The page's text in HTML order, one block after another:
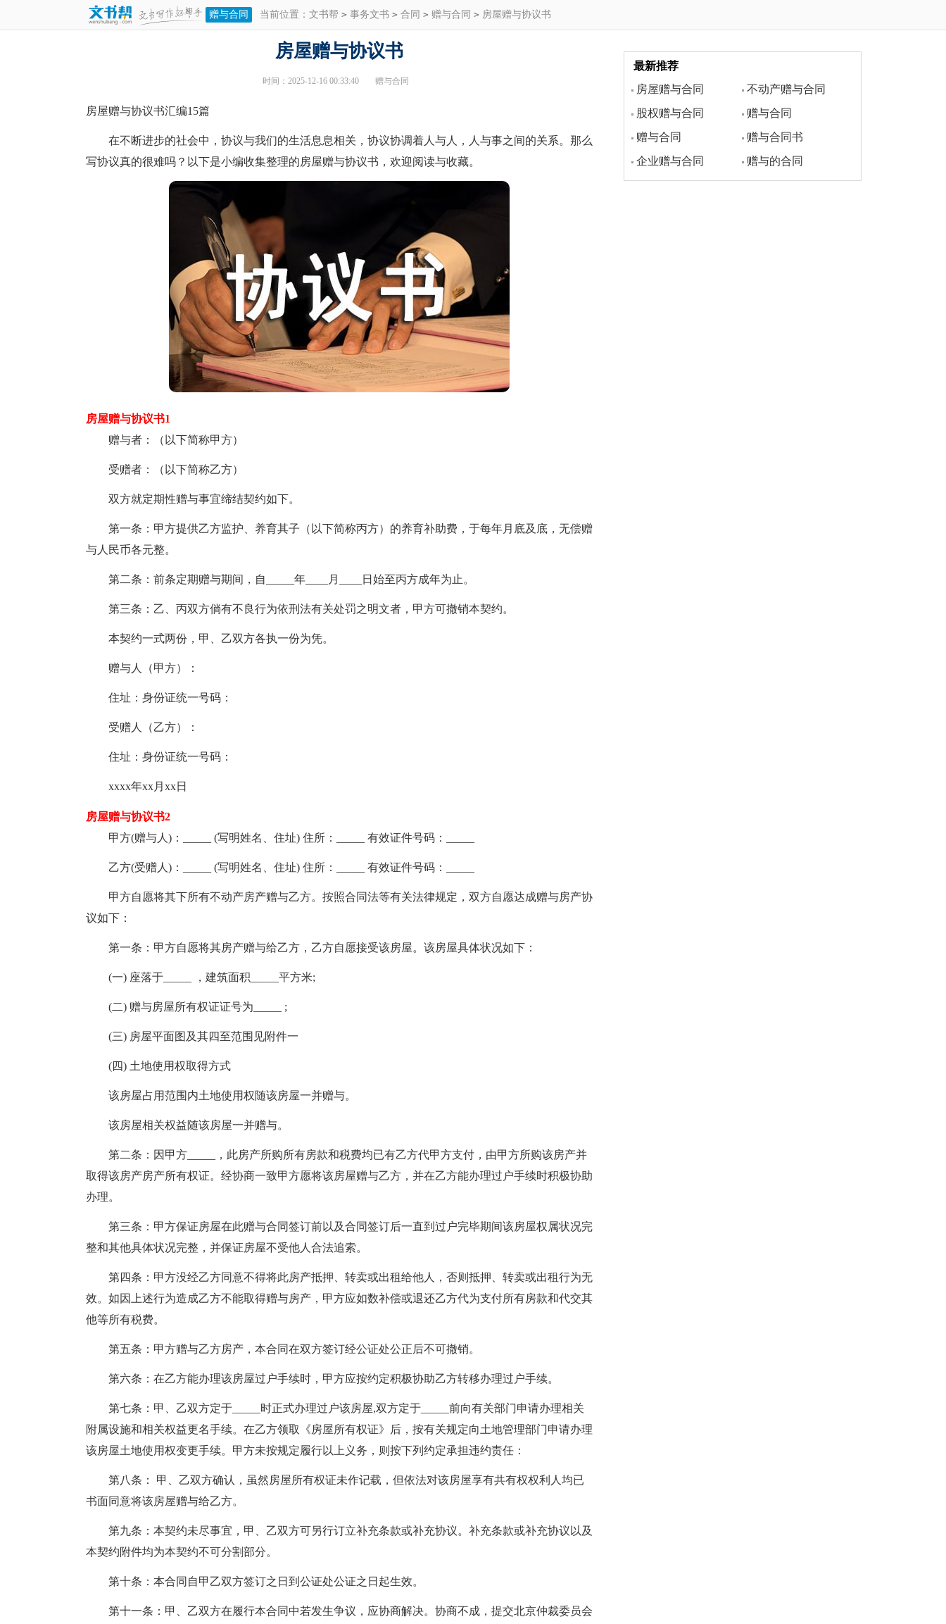
赠与合同 当前位置： 文书帮 > 事务文书 > 合同 > 赠与合同 > 房屋赠与协议书
房屋赠与协议书
时间：2025-12-16 00:33:40 赠与合同
房屋赠与协议书汇编15篇
在不断进步的社会中，协议与我们的生活息息相关，协议协调着人与人，人与事之间的关系。那么
写协议真的很难吗？以下是小编收集整理的房屋赠与协议书，欢迎阅读与收藏。
房屋赠与协议书1
赠与者：（以下简称甲方）
受赠者：（以下简称乙方）
双方就定期性赠与事宜缔结契约如下。
第一条：甲方提供乙方监护、养育其子（以下简称丙方）的养育补助费，于每年月底及底，无偿赠
与人民币各元整。
第二条：前条定期赠与期间，自_____年____月____日始至丙方成年为止。
第三条：乙、丙双方倘有不良行为依刑法有关处罚之明文者，甲方可撤销本契约。
本契约一式两份，甲、乙双方各执一份为凭。
赠与人（甲方）：
住址：身份证统一号码：
受赠人（乙方）：
住址：身份证统一号码：
xxxx年xx月xx日
房屋赠与协议书2
甲方(赠与人)：_____ (写明姓名、住址) 住所：_____ 有效证件号码：_____
乙方(受赠人)：_____ (写明姓名、住址) 住所：_____ 有效证件号码：_____
甲方自愿将其下所有不动产房产赠与乙方。按照合同法等有关法律规定，双方自愿达成赠与房产协
议如下：
第一条：甲方自愿将其房产赠与给乙方，乙方自愿接受该房屋。该房屋具体状况如下：
(一) 座落于_____ ，建筑面积_____平方米;
(二) 赠与房屋所有权证证号为_____ ;
(三) 房屋平面图及其四至范围见附件一
(四) 土地使用权取得方式
该房屋占用范围内土地使用权随该房屋一并赠与。
该房屋相关权益随该房屋一并赠与。
第二条：因甲方_____，此房产所购所有房款和税费均已有乙方代甲方支付，由甲方所购该房产并
取得该房产房产所有权证。经协商一致甲方愿将该房屋赠与乙方，并在乙方能办理过户手续时积极协助
办理。
第三条：甲方保证房屋在此赠与合同签订前以及合同签订后一直到过户完毕期间该房屋权属状况完
整和其他具体状况完整，并保证房屋不受他人合法追索。
第四条：甲方没经乙方同意不得将此房产抵押、转卖或出租给他人，否则抵押、转卖或出租行为无
效。如因上述行为造成乙方不能取得赠与房产，甲方应如数补偿或退还乙方代为支付所有房款和代交其
他等所有税费。
第五条：甲方赠与乙方房产，本合同在双方签订经公证处公正后不可撤销。
第六条：在乙方能办理该房屋过户手续时，甲方应按约定积极协助乙方转移办理过户手续。
第七条：甲、乙双方定于_____时正式办理过户该房屋,双方定于_____前向有关部门申请办理相关
附属设施和相关权益更名手续。在乙方领取《房屋所有权证》后，按有关规定向土地管理部门申请办理
该房屋土地使用权变更手续。甲方未按规定履行以上义务，则按下列约定承担违约责任：
第八条： 甲、乙双方确认，虽然房屋所有权证未作记载，但依法对该房屋享有共有权权利人均已
书面同意将该房屋赠与给乙方。
第九条：本契约未尽事宜，甲、乙双方可另行订立补充条款或补充协议。补充条款或补充协议以及
本契约附件均为本契约不可分割部分。
第十条：本合同自甲乙双方签订之日到公证处公证之日起生效。
第十一条：甲、乙双方在履行本合同中若发生争议，应协商解决。协商不成，提交北京仲裁委员会
最新推荐
房屋赠与合同
不动产赠与合同
股权赠与合同
赠与合同
赠与合同
赠与合同书
企业赠与合同
赠与的合同